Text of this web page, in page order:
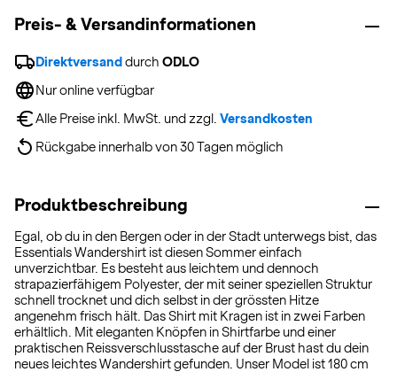
Preis- & Versandinformationen
Direktversand durch ODLO
Nur online verfügbar
Alle Preise inkl. MwSt. und zzgl. Versandkosten
Rückgabe innerhalb von 30 Tagen möglich
Produktbeschreibung
Egal, ob du in den Bergen oder in der Stadt unterwegs bist, das
Essentials Wandershirt ist diesen Sommer einfach
unverzichtbar. Es besteht aus leichtem und dennoch
strapazierfähigem Polyester, der mit seiner speziellen Struktur
schnell trocknet und dich selbst in der grössten Hitze
angenehm frisch hält. Das Shirt mit Kragen ist in zwei Farben
erhältlich. Mit eleganten Knöpfen in Shirtfarbe und einer
praktischen Reissverschlusstasche auf der Brust hast du dein
neues leichtes Wandershirt gefunden. Unser Model ist 180 cm